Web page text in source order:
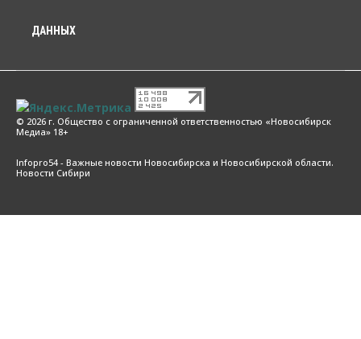
ДАННЫХ
© 2026 г. Общество с ограниченной ответственностью «Новосибирск
Медиа» 18+
Infopro54 - Важные новости Новосибирска и Новосибирской области.
Новости Сибири